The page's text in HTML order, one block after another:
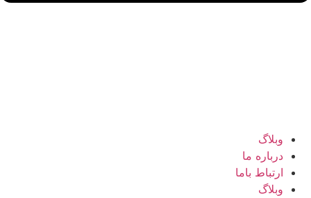
وبلاگ
درباره ما
ارتباط باما
وبلاگ